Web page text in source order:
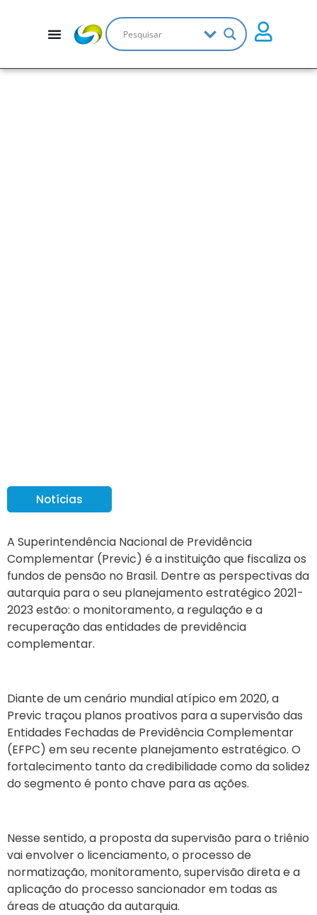
Notícias
A Superintendência Nacional de Previdência
Complementar (Previc) é a instituição que fiscaliza os
fundos de pensão no Brasil. Dentre as perspectivas da
autarquia para o seu planejamento estratégico 2021-
2023 estão: o monitoramento, a regulação e a
recuperação das entidades de previdência
complementar.
Diante de um cenário mundial atípico em 2020, a
Previc traçou planos proativos para a supervisão das
Entidades Fechadas de Previdência Complementar
(EFPC) em seu recente planejamento estratégico. O
fortalecimento tanto da credibilidade como da solidez
do segmento é ponto chave para as ações.
Nesse sentido, a propostada supervisão para o triênio
vai envolver o licenciamento,o processo de
normatização, monitoramento,supervisão direta ea
aplicação do processo sancionadorem todas as
áreas de atuação da autarquia.